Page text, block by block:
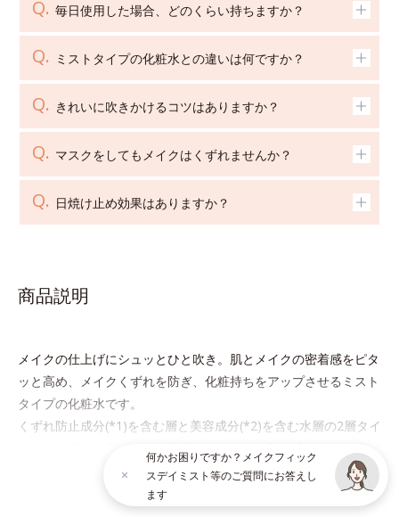
毎日使用した場合、どのくらい持ちますか？
ミストタイプの化粧水との違いは何ですか？
きれいに吹きかけるコツはありますか？
マスクをしてもメイクはくずれませんか？
日焼け止め効果はありますか？
商品説明
メイクの仕上げにシュッとひと吹き。肌とメイクの密着感をピタ
ッと高め、メイクくずれを防ぎ、化粧持ちをアップさせるミスト
タイプの化粧水です。
くずれ防止成分(*1)を含む層と美容成分(*2)を含む水層の2層タイ
プ。よく振って混ぜると、美容成分がくずれ防止成分を包み込
み、メイクの上にピタッと密着。くずれ防止成分が汗・水・皮脂
をはじきながら、美容成分がうるおいをキープ。Wの機能でメイ
続きを見る
何かお困りですか？メイクフィック
スデイミスト等のご質問にお答えし
ます